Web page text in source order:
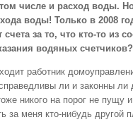
числе и расход воды.
воды! Только в 2008
за то, что кто-то из
водяных счетчиков?
работник
ли и законны
никого на порог не пущу
за меня кто-нибудь